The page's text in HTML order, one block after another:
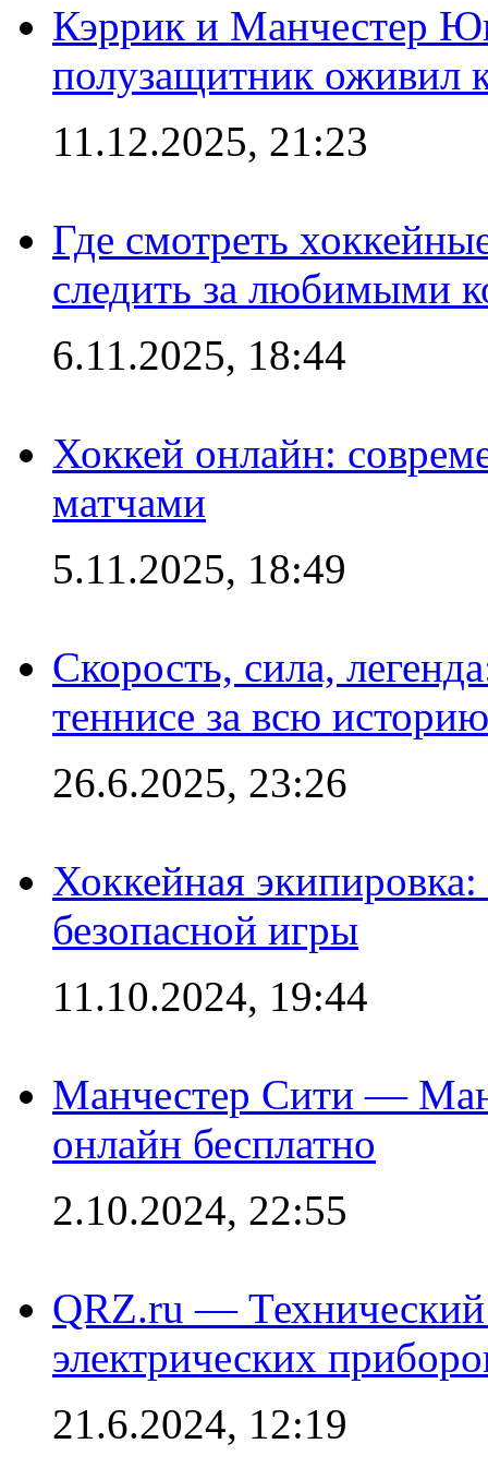
Кэррик и Манчестер
полузащитник оживил
11.12.2025, 21:23
Где смотреть
следить за любимыми
6.11.2025, 18:44
Хоккей онлайн:
матчами
5.11.2025, 18:49
Скорость, сила,
теннисе за всю историю
26.6.2025, 23:26
Хоккейная
безопасной игры
11.10.2024, 19:44
Манчестер Сити —
онлайн бесплатно
2.10.2024, 22:55
QRZ.ru — Технический
электрических
21.6.2024, 12:19